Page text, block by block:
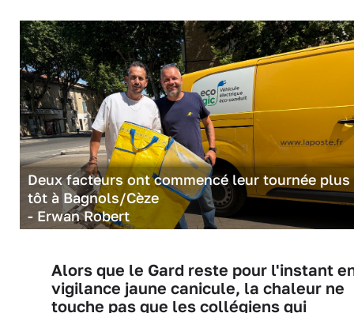
Deux facteurs ont commencé leur tournée plus
tôt à Bagnols/Cèze
- Erwan Robert
Alors que le Gard reste pour l'instant
vigilance jaune canicule, la chaleur ne
touche pas que les collégiens qui